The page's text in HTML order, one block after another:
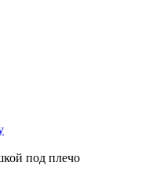
под плечо